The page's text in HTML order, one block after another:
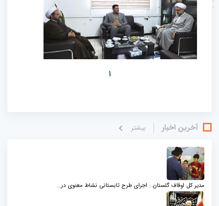
1
آخرین اخبار بيشتر
مدیر کل اوقاف گلستان : اجرای طرح تابستانی نشاط معنوی در...